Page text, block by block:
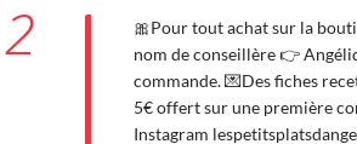
2
🎀Pour tout achat sur la
nom de conseillère 👉
commande. 💌Des fiches
5€ offert sur une première
Instagram